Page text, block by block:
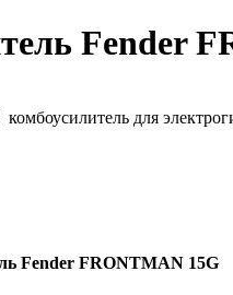
Fender
для
Fender FRONTMAN 15G